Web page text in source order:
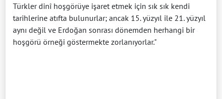
Türkler dinî hoşgörüye işaret etmek için sık sık kendi
tarihlerine atıfta bulunurlar; ancak 15. yüzyıl ile 21. yüzyıl
aynı değil ve Erdoğan sonrası dönemden herhangi bir
hoşgörü örneği göstermekte zorlanıyorlar."